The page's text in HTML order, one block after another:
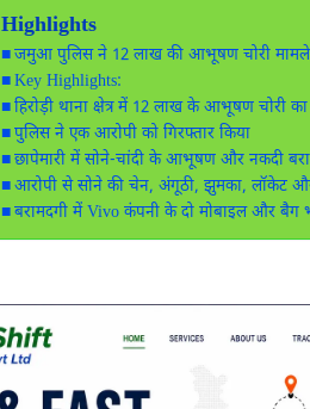
Highlights
जमुआ पुलिस ने 12 लाख की आभूषण चोरी मामले
Key Highlights:
हिरोड़ी थाना क्षेत्र में 12 लाख के आभूषण चोरी
पुलिस ने एक आरोपी को गिरफ्तार किया
छापेमारी में सोने-चांदी के आभूषण और नकदी
आरोपी से सोने की चेन, अंगूठी, झुमका, लॉकेट और
बरामदगी में Vivo कंपनी के दो मोबाइल और बैग